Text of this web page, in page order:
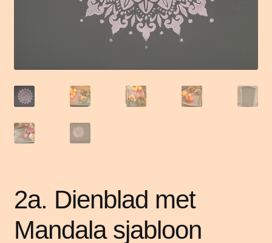
2a. Dienblad met
Mandala sjabloon